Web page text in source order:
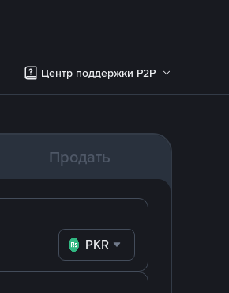
Центр поддержки P2P
Продать
PKR